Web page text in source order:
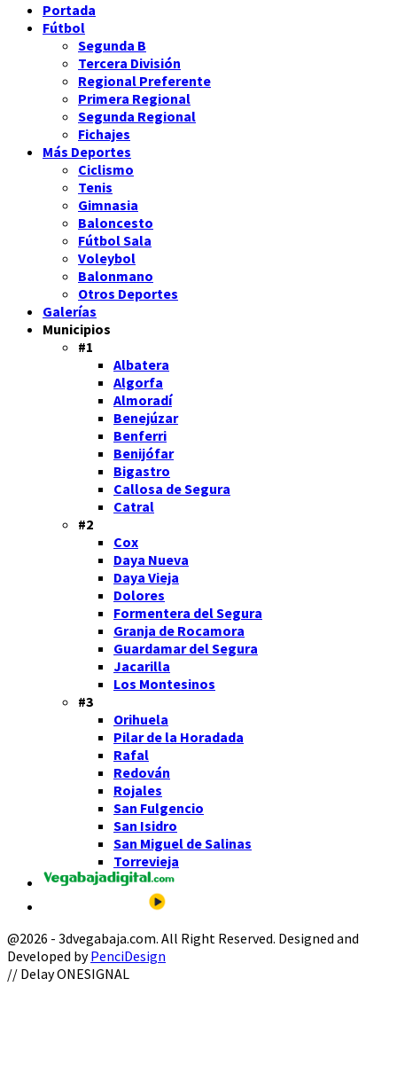
Portada
Fútbol
Segunda B
Tercera División
Regional Preferente
Primera Regional
Segunda Regional
Fichajes
Más Deportes
Ciclismo
Tenis
Gimnasia
Baloncesto
Fútbol Sala
Voleybol
Balonmano
Otros Deportes
Galerías
Municipios
#1
Albatera
Algorfa
Almoradí
Benejúzar
Benferri
Benijófar
Bigastro
Callosa de Segura
Catral
#2
Cox
Daya Nueva
Daya Vieja
Dolores
Formentera del Segura
Granja de Rocamora
Guardamar del Segura
Jacarilla
Los Montesinos
#3
Orihuela
Pilar de la Horadada
Rafal
Redován
Rojales
San Fulgencio
San Isidro
San Miguel de Salinas
Torrevieja
@2026 - 3dvegabaja.com. All Right Reserved. Designed and
Developed byPenciDesign
Facebook
Twitter
Instagram
Youtube
Email
// Delay ONESIGNAL